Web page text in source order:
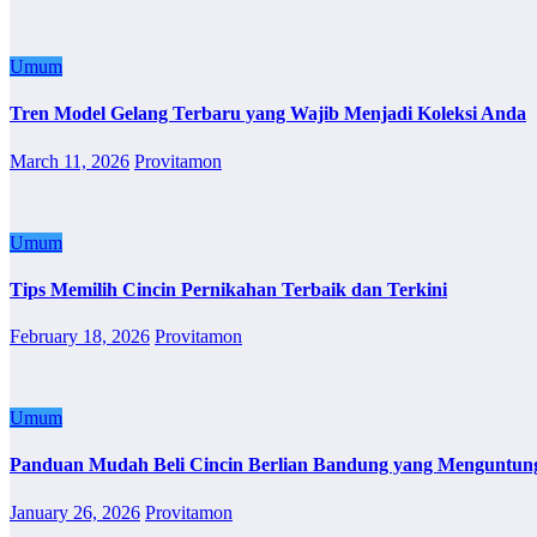
Umum
Tren Model Gelang Terbaru yang Wajib Menjadi Koleksi Anda
March 11, 2026 Provitamon
Umum
Tips Memilih Cincin Pernikahan Terbaik dan Terkini
February 18, 2026 Provitamon
Umum
Panduan Mudah Beli Cincin Berlian Bandung yang
January 26, 2026 Provitamon